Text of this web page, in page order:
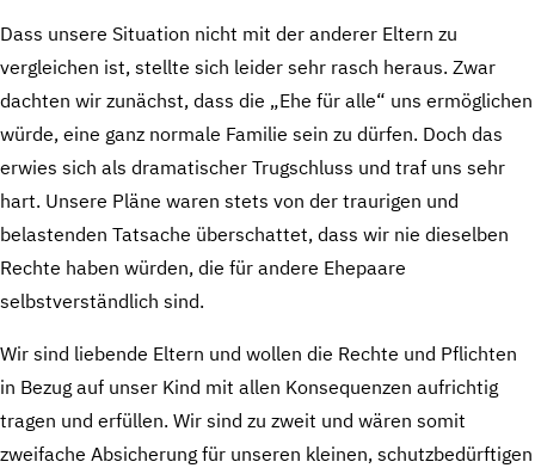
Dass unsere Situation nicht mit der anderer Eltern zu
vergleichen ist, stellte sich leider sehr rasch heraus. Zwar
dachten wir zunächst, dass die „Ehe für alle“ uns ermöglichen
würde, eine ganz normale Familie sein zu dürfen. Doch das
erwies sich als dramatischer Trugschluss und traf uns sehr
hart. Unsere Pläne waren stets von der traurigen und
belastenden Tatsache überschattet, dass wir nie dieselben
Rechte haben würden, die für andere Ehepaare
selbstverständlich sind.
Wir sind liebende Eltern und wollen die Rechte und Pflichten
in Bezug auf unser Kind mit allen Konsequenzen aufrichtig
tragen und erfüllen. Wir sind zu zweit und wären somit
zweifache Absicherung für unseren kleinen, schutzbedürftigen